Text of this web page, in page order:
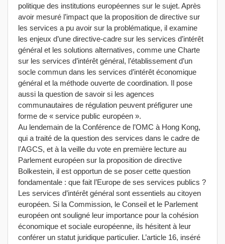
politique des institutions européennes sur le sujet. Après
avoir mesuré l’impact que la proposition de directive sur
les services a pu avoir sur la problématique, il examine
les enjeux d’une directive-cadre sur les services d’intérêt
général et les solutions alternatives, comme une Charte
sur les services d’intérêt général, l’établissement d’un
socle commun dans les services d’intérêt économique
général et la méthode ouverte de coordination. Il pose
aussi la question de savoir si les agences
communautaires de régulation peuvent préfigurer une
forme de « service public européen ».
Au lendemain de la Conférence de l’OMC à Hong Kong,
qui a traité de la question des services dans le cadre de
l’AGCS, et à la veille du vote en première lecture au
Parlement européen sur la proposition de directive
Bolkestein, il est opportun de se poser cette question
fondamentale : que fait l’Europe de ses services publics ?
Les services d’intérêt général sont essentiels au citoyen
européen. Si la Commission, le Conseil et le Parlement
européen ont souligné leur importance pour la cohésion
économique et sociale européenne, ils hésitent à leur
conférer un statut juridique particulier. L’article 16, inséré